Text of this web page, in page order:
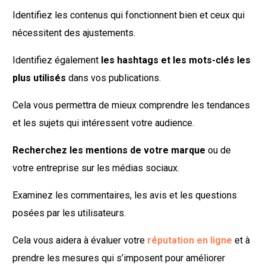
Identifiez les contenus qui fonctionnent bien et ceux qui
nécessitent des ajustements.
Identifiez également les hashtags et les mots-clés les
plus utilisés dans vos publications.
Cela vous permettra de mieux comprendre les tendances
et les sujets qui intéressent votre audience.
Recherchez les mentions de votre marqueou de
votre entreprise sur les médias sociaux.
Examinez les commentaires, les avis et les questions
posées par les utilisateurs.
Cela vous aidera à évaluer votre réputation en ligneet à
prendre les mesures qui s’imposent pour améliorer